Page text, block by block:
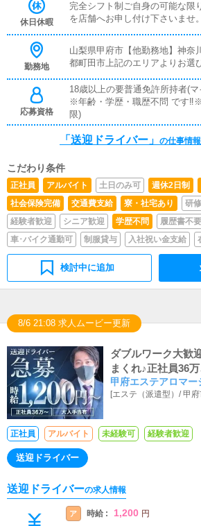
休日休暇
完全シフト制ご自身の可能な限
を店舗へお申し付け下さいませ。
勤務地
山梨県甲府市【他勤務地】神奈
都町田市上記のエリアよりお選
応募資格
18歳以上の要普通免許所持者(
※年齢・学歴・職歴不問 です
限)
「送迎ドライバー」 の仕事情
こだわり条件
正社員 アルバイト 土日のみ可 週休2日制
社会保険完備
交通費支給 寮・社宅あり 研
経験者歓迎
シニア歓迎 学歴不問 履歴書不要
車･バイク通勤可
制服貸与 入社祝い金支給
検討中に追加
8/6 21:08 求人ムービー更新
ダブルワーク大歓
まくれ♪正社員36
0円～、社保完備
甲府エステアロマー
[エステ（派遣型）/甲
正社員 アルバイト 未経験可 経験者歓迎
送迎ドライバー
送迎ドライバーの求人情報
ア 時給 : 1,200 円